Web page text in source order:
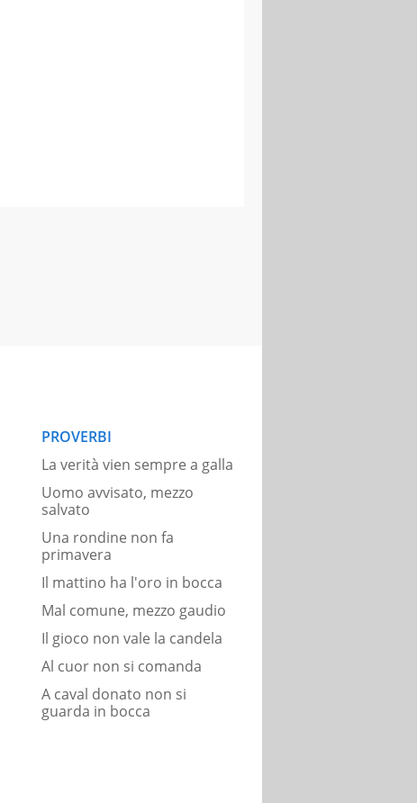
PROVERBI
La verità vien sempre a galla
Uomo avvisato, mezzo
salvato
Una rondine non fa
primavera
Il mattino ha l'oro in bocca
Mal comune, mezzo gaudio
Il gioco non vale la candela
Al cuor non si comanda
A caval donato non si
guarda in bocca